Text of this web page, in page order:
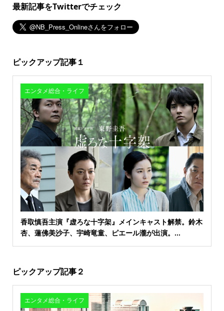
最新記事をTwitterでチェック
ピックアップ記事１
エンタメ総合・ライフ
香取慎吾主演『虚ろな十字架』メインキャスト解禁。鈴木
杏、蓮佛美沙子、宇崎竜童、ピエール瀧が出演。...
ピックアップ記事２
エンタメ総合・ライフ